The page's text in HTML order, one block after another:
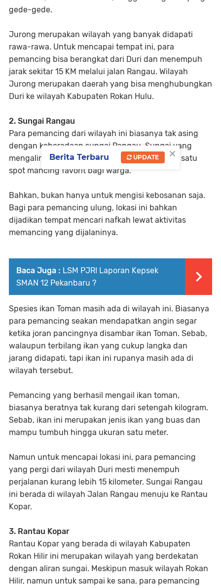
gede-gede.
Jurong merupakan wilayah yang banyak didapati
rawa-rawa. Untuk mencapai tempat ini, para
pemancing bisa berangkat dari Duri dan menempuh
jarak sekitar 15 KM melalui jalan Rangau. Wilayah
Jurong merupakan daerah yang bisa menghubungkan
Duri ke wilayah Kabupaten Rokan Hulu.
2. Sungai Rangau
Para pemancing dari wilayah ini biasanya tak asing
dengan keberadaan sungai Rangau. Sungai yang
mengalir dari hulu ke hilir ini merupakan salah satu
spot mancing favorit bagi warga.
Bahkan, bukan hanya untuk mengisi kebosanan saja.
Bagi para pemancing ulung, lokasi ini bahkan
dijadikan tempat mencari nafkah lewat aktivitas
memancing yang dijalaninya.
Baca Juga : LSM PJRI Laporan Kepsek
SMAN 12 Pekanbaru ?
Spesies ikan Toman masih ada di wilayah ini. Biasanya
para pemancing seakan mendapatkan angin segar
ketika joran pancingnya disambar ikan Toman. Sebab,
walaupun terbilang ikan yang cukup langka dan
jarang didapati, tapi ikan ini rupanya masih ada di
wilayah tersebut.
Pemancing yang berhasil mengail ikan toman,
biasanya beratnya tak kurang dari setengah kilogram.
Sebab, ikan ini merupakan jenis ikan yang buas dan
mampu tumbuh hingga ukuran satu meter.
Namun untuk mencapai lokasi ini, para pemancing
yang pergi dari wilayah Duri mesti menempuh
perjalanan kurang lebih 15 kilometer. Sungai Rangau
ini berada di wilayah Jalan Rangau menuju ke Rantau
Kopar.
3. Rantau Kopar
Rantau Kopar yang berada di wilayah Kabupaten
Rokan Hilir ini merupakan wilayah yang berdekatan
dengan aliran sungai. Meskipun masuk wilayah Rokan
Hilir, namun untuk sampai ke sana, para pemancing
×
Berita Terbaru UPDATE